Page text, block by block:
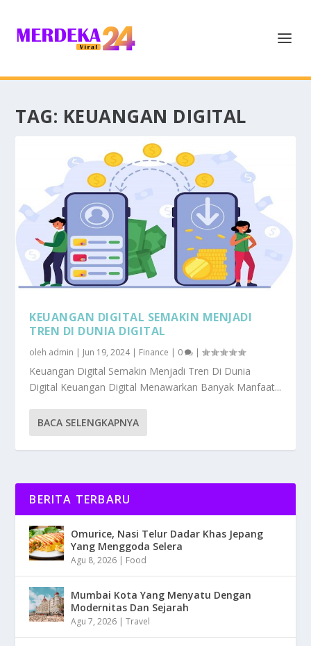
TAG: KEUANGAN DIGITAL
KEUANGAN DIGITAL SEMAKIN MENJADI
TREN DI DUNIA DIGITAL
oleh admin | Jun 19, 2024| Finance | 0 |
Keuangan Digital Semakin Menjadi Tren Di Dunia
Digital Keuangan Digital Menawarkan Banyak Manfaat...
BACA SELENGKAPNYA
BERITA TERBARU
Omurice, Nasi Telur Dadar Khas Jepang
Yang Menggoda Selera
Agu 8, 2026 | Food
Mumbai Kota Yang Menyatu Dengan
Modernitas Dan Sejarah
Agu 7, 2026 |Travel